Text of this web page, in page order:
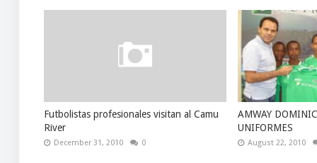
Futbolistas profesionales visitan al Camu
River
December 31, 2010 0
AMWAY
UNIFORMES
August 22, 2010